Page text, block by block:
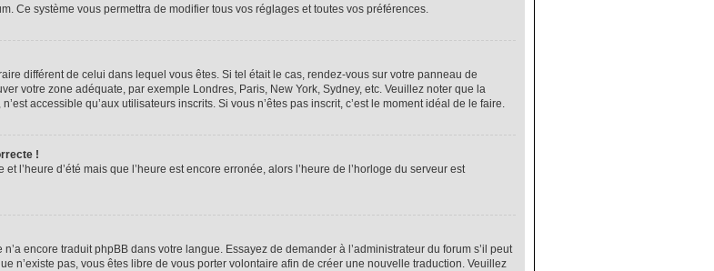
Ce système vous permettra de modifier tous vos réglages et toutes vos préférences.
différent de celui dans lequel vous êtes. Si tel était le cas, rendez-vous sur votre panneau de
votre zone adéquate, par exemple Londres, Paris, New York, Sydney, etc. Veuillez noter que la
accessible qu’aux utilisateurs inscrits. Si vous n’êtes pas inscrit, c’est le moment idéal de le faire.
!
l’heure d’été mais que l’heure est encore erronée, alors l’heure de l’horloge du serveur est
encore traduit phpBB dans votre langue. Essayez de demander à l’administrateur du forum s’il peut
n’existe pas, vous êtes libre de vous porter volontaire afin de créer une nouvelle traduction. Veuillez